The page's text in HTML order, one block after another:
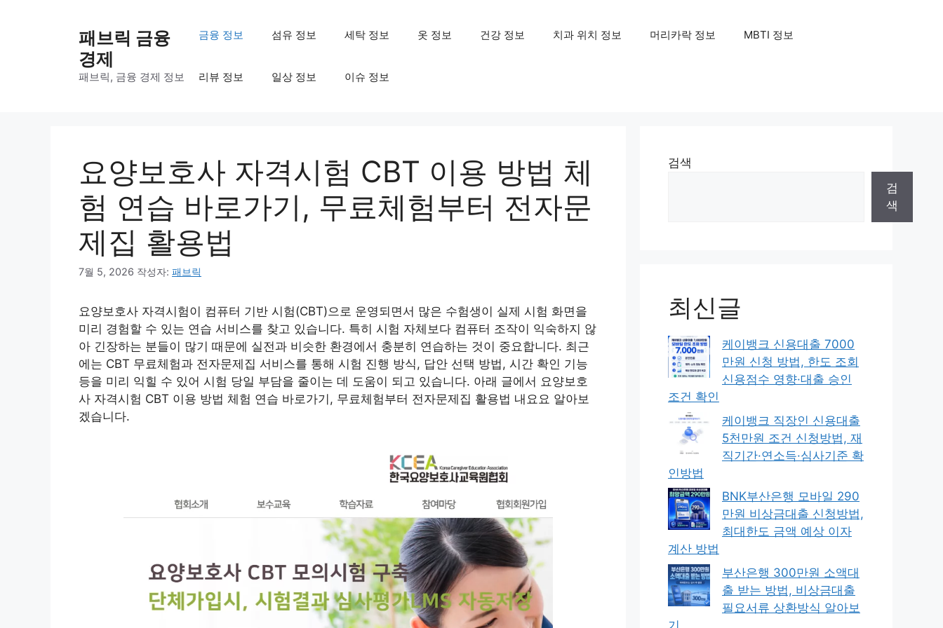
패브릭 금융
경제
패브릭, 금융 경제 정보
금융 정보 섬유 정보 세탁 정보 옷 정보 건강 정보 치과 위치 정보 머리카락 정보 MBTI 정보
리뷰 정보 일상 정보 이슈 정보
요양보호사 자격시험 CBT 이용 방법 체
험 연습 바로가기, 무료체험부터 전자문
제집 활용법
7월 5, 2026 작성자: 패브릭
요양보호사 자격시험이 컴퓨터 기반 시험(CBT)으로 운영되면서 많은 수험생이 실제 시험 화면을
미리 경험할 수 있는 연습 서비스를 찾고 있습니다. 특히 시험 자체보다 컴퓨터 조작이 익숙하지 않
아 긴장하는 분들이 많기 때문에 실전과 비슷한 환경에서 충분히 연습하는 것이 중요합니다. 최근
에는 CBT 무료체험과 전자문제집 서비스를 통해 시험 진행 방식, 답안 선택 방법, 시간 확인 기능
등을 미리 익힐 수 있어 시험 당일 부담을 줄이는 데 도움이 되고 있습니다. 아래 글에서 요양보호
사 자격시험 CBT 이용 방법 체험 연습 바로가기, 무료체험부터 전자문제집 활용법 내요요 알아보
겠습니다.
검색
검
색
최신글
케이뱅크 신용대출 7000
만원 신청 방법, 한도 조회
신용점수 영향·대출 승인
조건 확인
케이뱅크 직장인 신용대출
5천만원 조건 신청방법, 재
직기간·연소득·심사기준 확
인방법
BNK부산은행 모바일 290
만원 비상금대출 신청방법,
최대한도 금액 예상 이자
계산 방법
부산은행 300만원 소액대
출 받는 방법, 비상금대출
필요서류 상환방식 알아보
기